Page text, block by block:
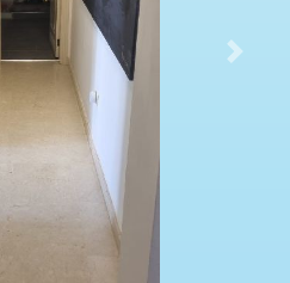
Next